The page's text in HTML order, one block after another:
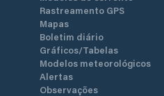
Rastreamento GPS
Mapas
Boletim diário
Gráficos/Tabelas
Modelos meteorológicos
Alertas
Observações